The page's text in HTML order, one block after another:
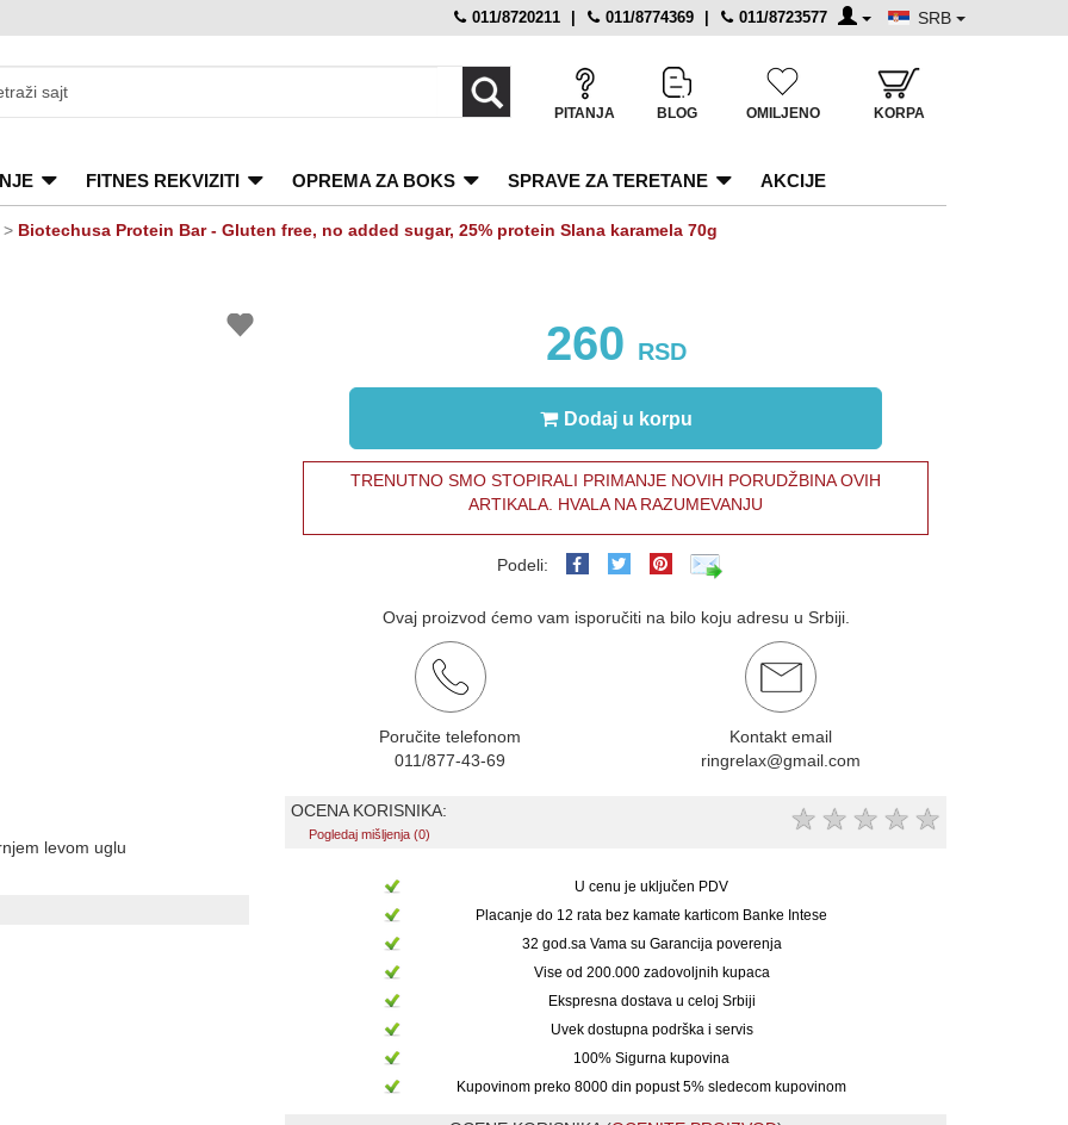
011/8720211 | 011/8774369 | 011/8723577 SRB
PITANJA BLOG OMILJENO KORPA
FITNES REKVIZITI OPREMA ZA BOKS SPRAVE ZA TERETANE AKCIJE
> Biotechusa Protein Bar - Gluten free, no added sugar, 25% protein Slana karamela 70g
levom uglu
260 RSD
Dodaj u korpu
TRENUTNO SMO STOPIRALI PRIMANJE NOVIH PORUDŽBINA OVIH
ARTIKALA. HVALA NA RAZUMEVANJU
Podeli:
Ovaj proizvod ćemo vam isporučiti na bilo koju adresu u Srbiji.
Poručite telefonom
011/877-43-69
Kontakt email
ringrelax@gmail.com
OCENA KORISNIKA:
Pogledaj mišljenja (0) ★ ★ ★ ★ ★
U cenu je uključen PDV
Placanje do 12 rata bez kamate karticom Banke Intese
32 god.sa Vama su Garancija poverenja
Vise od 200.000 zadovoljnih kupaca
Ekspresna dostava u celoj Srbiji
Uvek dostupna podrška i servis
100% Sigurna kupovina
Kupovinom preko 8000 din popust 5% sledecom kupovinom